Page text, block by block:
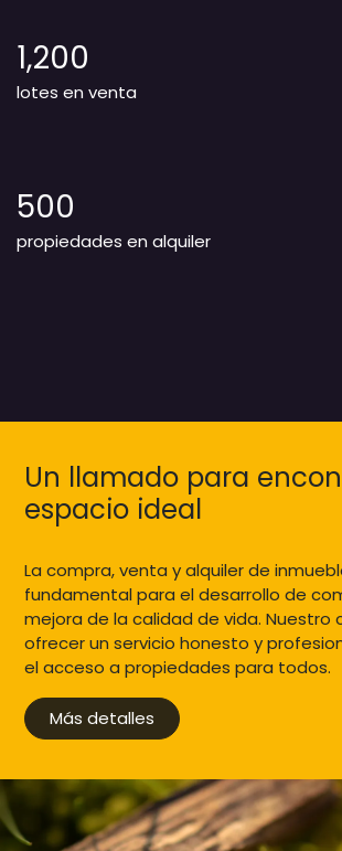
1,200
lotes en venta
500
propiedades en alquiler
Un llamado para
espacio ideal
La compra, venta y alquiler de
fundamental para el desarrollo de
mejora de la calidad de vida. Nuestro
ofrecer un servicio honesto y
el acceso a propiedades para todos.
Más detalles